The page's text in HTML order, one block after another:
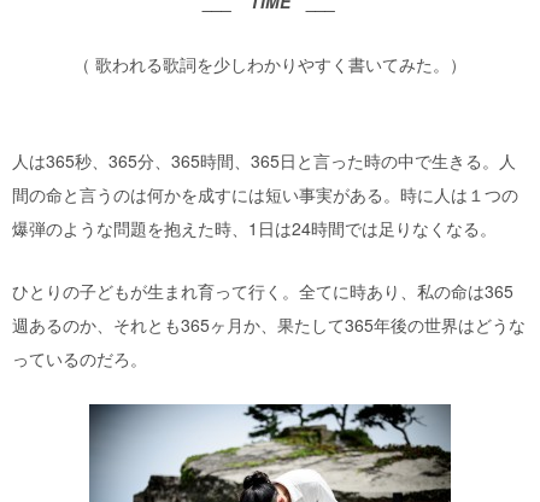
（ 歌われる歌詞を少しわかりやすく書いてみた。）
人は365秒、365分、365時間、365日と言った時の中で生きる。人
間の命と言うのは何かを成すには短い事実がある。時に人は１つの
爆弾のような問題を抱えた時、1日は24時間では足りなくなる。
ひとりの子どもが生まれ育って行く。全てに時あり、私の命は365
週あるのか、それとも365ヶ月か、果たして365年後の世界はどうな
っているのだろ。